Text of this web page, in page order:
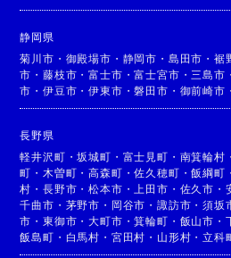
静岡県
菊川市 ・ 御殿場市 ・ 静岡市 ・ 島田市 ・裾
市 ・藤枝市 ・富士市 ・富士宮市 ・ 三島市 ・
市 ・伊豆市 ・伊東市 ・磐田市 ・ 御前崎市 ・
長野県
軽井沢町 ・坂城町 ・ 富士見町 ・ 南箕輪村 ・
町 ・ 木曽町 ・高森町 ・佐久穂町 ・飯綱町 ・
村 ・長野市 ・松本市 ・ 上田市 ・ 佐久市 ・
千曲市 ・ 茅野市 ・ 岡谷市 ・諏訪市 ・須坂
市 ・東御市 ・大町市 ・箕輪町 ・ 飯山市 ・
飯島町 ・ 白馬村 ・ 宮田村 ・ 山形村 ・立科